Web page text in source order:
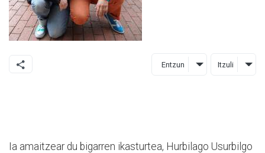
Entzun Itzuli
Ia amaitzear du bigarren ikasturtea, Hurbilago Usurbilgo